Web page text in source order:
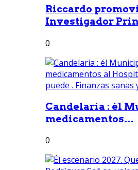
Riccardo
Investigador
0
Candelaria : él
medicamentos...
0